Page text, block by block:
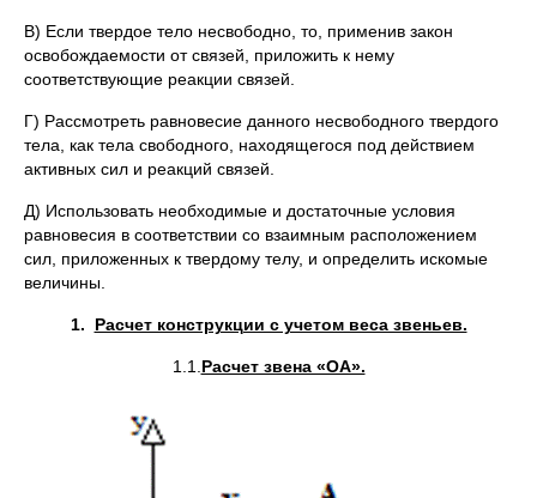
В) Если твердое тело несвободно, то, применив закон
освобождаемости от связей, приложить к нему
соответствующие реакции связей.
Г) Рассмотреть равновесие данного несвободного твердого
тела, как тела свободного, находящегося под действием
активных сил и реакций связей.
Д) Использовать необходимые и достаточные условия
равновесия в соответствии со взаимным расположением
сил, приложенных к твердому телу, и определить искомые
величины.
1. Расчет конструкции с учетом веса звеньев.
1.1. Расчет звена «ОА».